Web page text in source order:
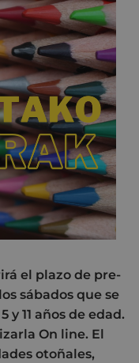
el plazo de pre-
sábados que se
11 años de edad.
On line. El
otoñales,